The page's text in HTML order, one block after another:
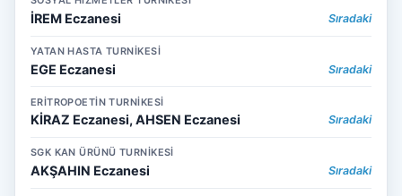
İREM Eczanesi Sıradaki
YATAN HASTA TURNİKESİ
EGE Eczanesi Sıradaki
ERİTROPOETİN TURNİKESİ
KİRAZ Eczanesi, AHSEN Eczanesi Sıradaki
SGK KAN ÜRÜNÜ TURNİKESİ
AKŞAHIN Eczanesi Sıradaki